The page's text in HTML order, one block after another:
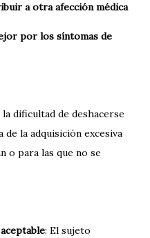
a otra afección médica
por los síntomas de
la dificultad de deshacerse
de la adquisición excesiva
o para las que no se
: El sujeto